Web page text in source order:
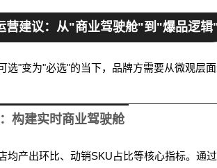
营建议：从"商业驾驶舱"到"爆品逻辑
选"变为"必选"的当下，品牌方需要从微观层面
构建实时商业驾驶舱
均产出环比、动销SKU占比等核心指标。通